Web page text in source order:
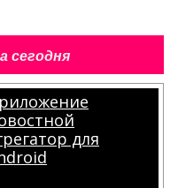
сегодня
для